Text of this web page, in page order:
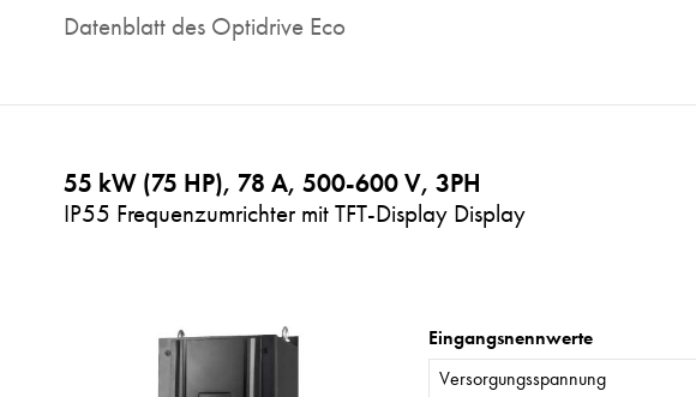
Datenblatt des Optidrive Eco
55 kW (75 HP), 78 A, 500-600 V, 3PH
IP55 Frequenzumrichter mit TFT-Display Display
Eingangsnennwerte
Versorgungsspannung